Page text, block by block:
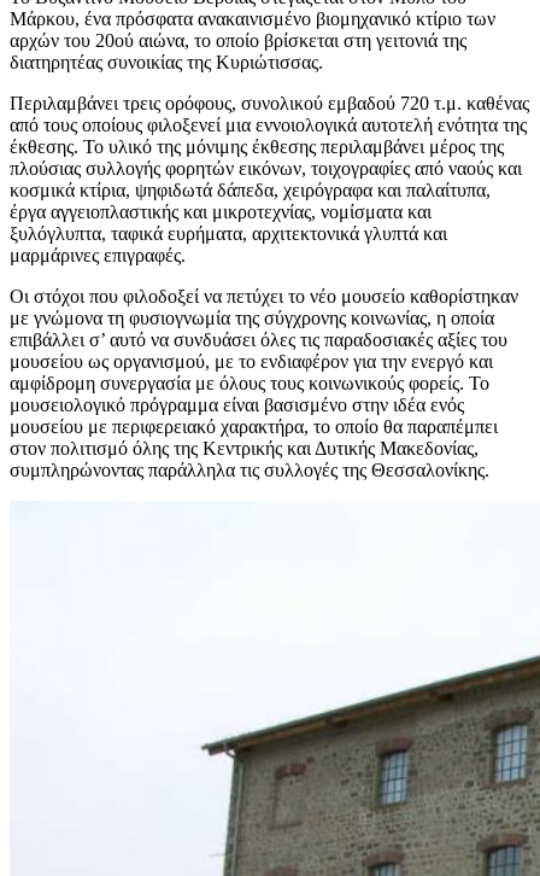
Μάρκου, ένα πρόσφατα ανακαινισμένο βιομηχανικό κτίριο των
αρχών του 20ού αιώνα, το οποίο βρίσκεται στη γειτονιά της
διατηρητέας συνοικίας της Κυριώτισσας.
Περιλαμβάνει τρεις ορόφους, συνολικού εμβαδού 720 τ.μ. καθένας
από τους οποίους φιλοξενεί μια εννοιολογικά αυτοτελή ενότητα της
έκθεσης. Το υλικό της μόνιμης έκθεσης περιλαμβάνει μέρος της
πλούσιας συλλογής φορητών εικόνων, τοιχογραφίες από ναούς και
κοσμικά κτίρια, ψηφιδωτά δάπεδα, χειρόγραφα και παλαίτυπα,
έργα αγγειοπλαστικής και μικροτεχνίας, νομίσματα και
ξυλόγλυπτα, ταφικά ευρήματα, αρχιτεκτονικά γλυπτά και
μαρμάρινες επιγραφές.
Οι στόχοι που φιλοδοξεί να πετύχει το νέο μουσείο καθορίστηκαν
με γνώμονα τη φυσιογνωμία της σύγχρονης κοινωνίας, η οποία
επιβάλλει σ’ αυτό να συνδυάσει όλες τις παραδοσιακές αξίες του
μουσείου ως οργανισμού, με το ενδιαφέρον για την ενεργό και
αμφίδρομη συνεργασία με όλους τους κοινωνικούς φορείς. Το
μουσειολογικό πρόγραμμα είναι βασισμένο στην ιδέα ενός
μουσείου με περιφερειακό χαρακτήρα, το οποίο θα παραπέμπει
στον πολιτισμό όλης της Κεντρικής και Δυτικής Μακεδονίας,
συμπληρώνοντας παράλληλα τις συλλογές της Θεσσαλονίκης.